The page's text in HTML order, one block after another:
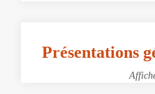
Présentations